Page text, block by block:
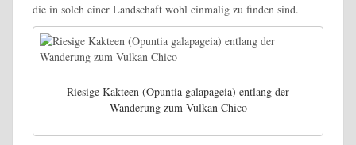
die in solch einer Landschaft wohl einmalig zu finden sind.
Riesige Kakteen (Opuntia galapageia) entlang der
Wanderung zum Vulkan Chico